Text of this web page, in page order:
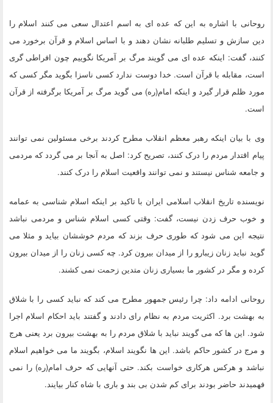
روحانی با اشاره به این که عده ای به اسم اعتدال سعی می کنند اسلام را
دین سازش و تسلیم طلبانه نشان دهند و با اساس اسلام و قرآن برخورد می
کنند، گفت: اینکه عده ای می گویند مرگ بر آمریکا نگوییم چون افراطی گری
است، مقابله با قرآن است. خدا دوست ندارد کسی ناسزا بگوید مگر کسی که
مورد ظلم قرار گیرد و اینکه امام(ره) می گوید مرگ بر آمریکا برگرفته از قرآن
است.
وی با بیان اینکه رهبر معظم انقلاب مطرح کردند برخی مسئولین نمی توانند
پیام اقتدار مردم را درک کنند، تصریح کرد: اصل به آنجا بر می گردد که مردمی
و جامعه شناس نیستند و نمی توانند واقعیت اسلام را درک کنند.
نویسنده تاریخ انقلاب اسلامی ایران با تاکید بر اینکه اسلام شناسی به عمامه
و خوب حرف زدن نیست، گفت: وقتی کسی اسلام شناس و مردمی نباشد
نتیجه این می شود که طوری حرف بزند که مردم خوششان بیاید و مثلا می
گوید نباید زنان زیبارو را از میدان بیرون کرد. چه کسی زنان را از میدان بیرون
کرده و مگر در کشور ما بسیاری زنان متدین زحمت نمی کشند.
روحانی ادامه داد: چرا رئیس جمهور مطرح می کند که نباید کسی را با شلاق
به بهشت برد. اکثریت مردم به نظام رای دادند و گفتند باید احکام اسلام اجرا
شود. این ها که می گویند نباید با شلاق مردم را به بهشت بیرون برد یعنی هرج
و مرج در کشور حاکم باشد. این ها نگویند اسلام، بگویند ما می خواهیم اسلام
نباشد و هرکس هرکاری خواست بکند. حتی آنهایی که حرف امام(ره) را نمی
فهمیدند حاضر بودند برای کم شدن بی بند و باری با شاه کنار بیایند.